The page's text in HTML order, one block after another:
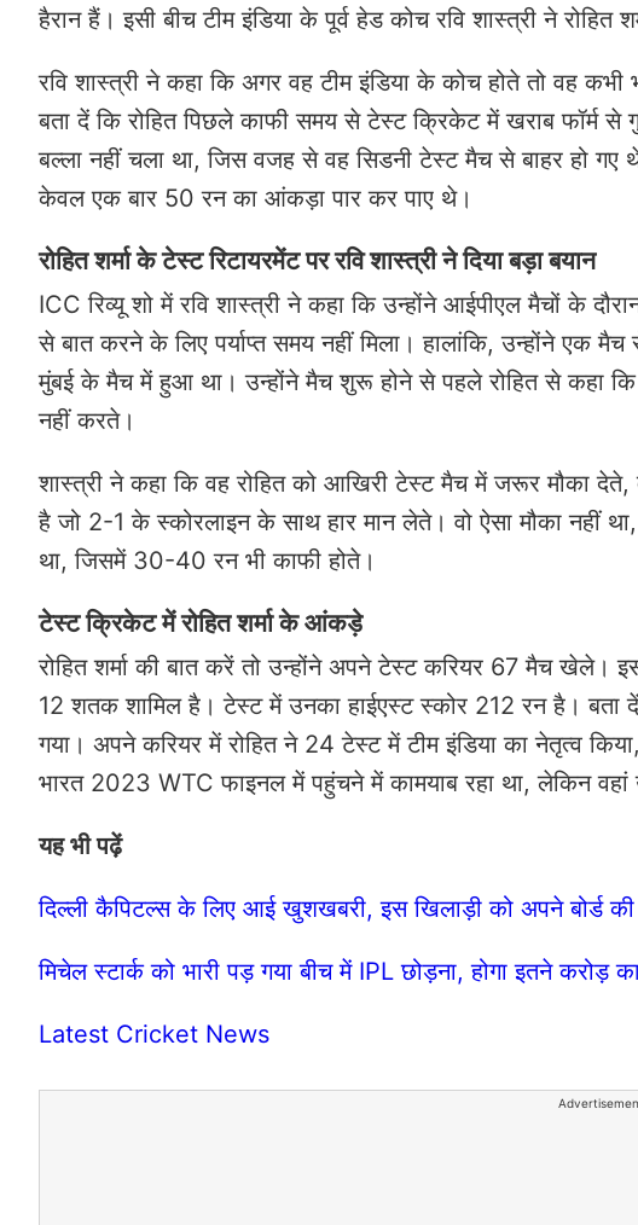
हैरान हैं। इसी बीच टीम इंडिया के पूर्व हेड कोच रवि शास्त्री ने रोहित
रवि शास्त्री ने कहा कि अगर वह टीम इंडिया के कोच होते तो वह
बता दें कि रोहित पिछले काफी समय से टेस्ट क्रिकेट में खराब फॉर्म
बल्ला नहीं चला था, जिस वजह से वह सिडनी टेस्ट मैच से बाहर हो
केवल एक बार 50 रन का आंकड़ा पार कर पाए थे।
रोहित शर्मा के टेस्ट रिटायरमेंट पर रवि शास्त्री ने दिया बड़ा बयान
ICC रिव्यू शो में रवि शास्त्री ने कहा कि उन्होंने आईपीएल मैचों के
से बात करने के लिए पर्याप्त समय नहीं मिला। हालांकि, उन्होंने एक
मुंबई के मैच में हुआ था। उन्होंने मैच शुरू होने से पहले रोहित से कहा कि
नहीं करते।
शास्त्री ने कहा कि वह रोहित को आखिरी टेस्ट मैच में जरूर मौका देते,
है जो 2-1 के स्कोरलाइन के साथ हार मान लेते। वो ऐसा मौका नहीं
था, जिसमें 30-40 रन भी काफी होते।
टेस्ट क्रिकेट में रोहित शर्मा के आंकड़े
रोहित शर्मा की बात करें तो उन्होंने अपने टेस्ट करियर 67 मैच
12 शतक शामिल है। टेस्ट में उनका हाईएस्ट स्कोर 212 रन है। बता
गया। अपने करियर में रोहित ने 24 टेस्ट में टीम इंडिया का नेतृत्व
भारत 2023 WTC फाइनल में पहुंचने में कामयाब रहा था, लेकिन वहां
यह भी पढ़ें
दिल्ली कैपिटल्स के लिए आई खुशखबरी, इस खिलाड़ी को अपने बोर्ड
मिचेल स्टार्क को भारी पड़ गया बीच में IPL छोड़ना, होगा इतने करोड़
Latest Cricket News